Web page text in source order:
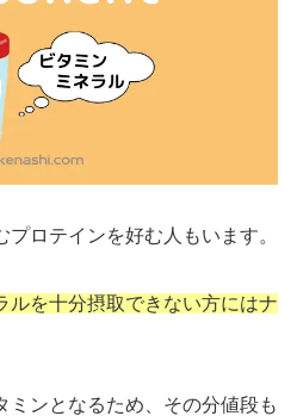
ロテインを好む人もいます。
ルを十分摂取できない方にはナ
ミンとなるため、その分値段も